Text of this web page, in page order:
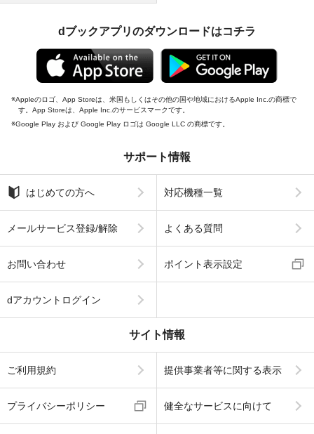
dブックアプリのダウンロードはコチラ
Appleのロゴ、App Storeは、米国もしくはその他の国や地域におけるApple Inc.の商標で
す。App Storeは、Apple Inc.のサービスマークです。
Google Play および Google Play ロゴは Google LLC の商標です。
サポート情報
はじめての方へ 対応機種一覧
メールサービス登録/解除 よくある質問
お問い合わせ ポイント表示設定
dアカウントログイン
サイト情報
ご利用規約 提供事業者等に関する表示
プライバシーポリシー 健全なサービスに向けて